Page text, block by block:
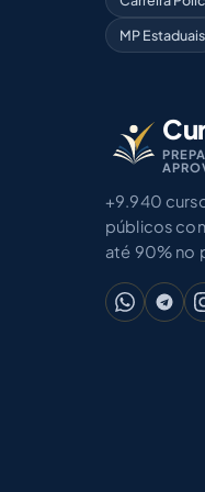
MP Estaduais
+9.940
públicos
até 90% no